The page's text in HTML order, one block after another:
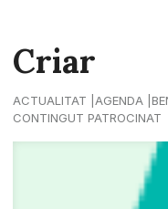
Criar
ACTUALITAT AGENDA
CONTINGUT PATROCINAT